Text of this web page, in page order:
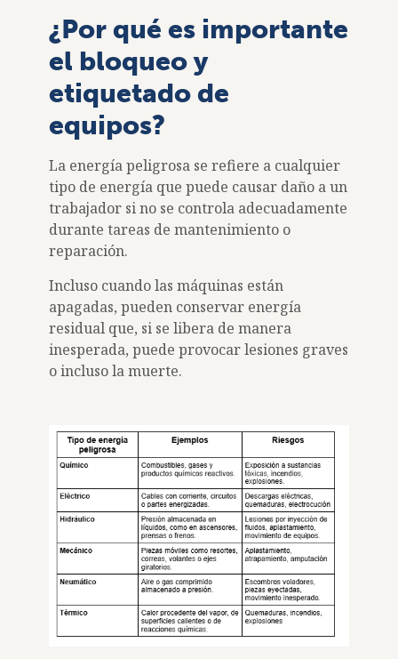
¿Por qué es importante
el bloqueo y
etiquetado de
equipos?
La energía peligrosa se refiere a cualquier
tipo de energía que puede causar daño a un
trabajador si no se controla adecuadamente
durante tareas de mantenimiento o
reparación.
Incluso cuando las máquinas están
apagadas, pueden conservar energía
residual que, si se libera de manera
inesperada, puede provocar lesiones graves
o incluso la muerte.